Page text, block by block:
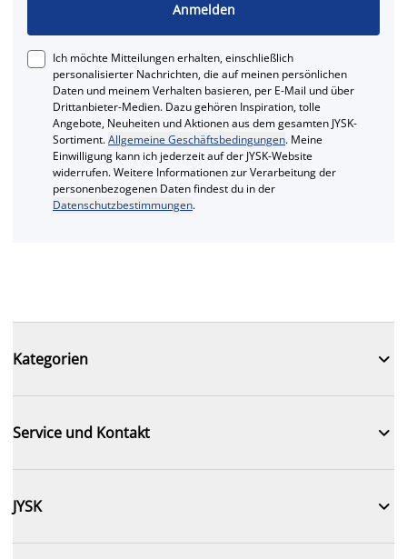
Anmelden
Ich möchte Mitteilungen erhalten, einschließlich
personalisierter Nachrichten, die auf meinen persönlichen
Daten und meinem Verhalten basieren, per E-Mail und über
Drittanbieter-Medien. Dazu gehören Inspiration, tolle
Angebote, Neuheiten und Aktionen aus dem gesamten JYSK-
Sortiment.Allgemeine Geschäftsbedingungen. Meine
Einwilligung kann ich jederzeit auf der JYSK-Website
widerrufen. Weitere Informationen zur Verarbeitung der
personenbezogenen Daten findest du in der
Datenschutzbestimmungen.
Kategorien 
Service und Kontakt 
JYSK 